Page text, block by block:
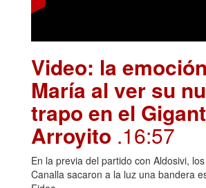
Video: la
María al ver su
trapo en el
Arroyito .16:57
En la previa del partido con Aldosivi,
Canalla sacaron a la luz una bandera